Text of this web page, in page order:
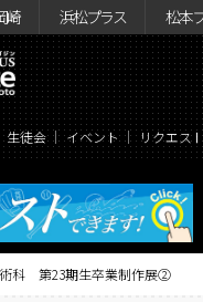
崎 浜松プラス 松本
生徒会 イベント リクエス
科 第23期生卒業制作展②